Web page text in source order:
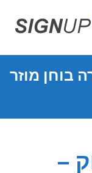
בוחן מוזר
–